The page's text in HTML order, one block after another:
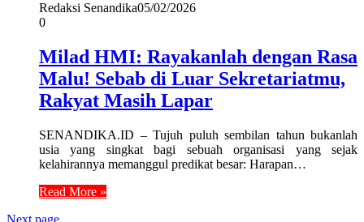
Redaksi Senandika05/02/2026
0
Milad HMI: Rayakanlah dengan Rasa
Malu! Sebab di Luar Sekretariatmu,
Rakyat Masih Lapar
SENANDIKA.ID – Tujuh puluh sembilan tahun bukanlah
usia yang singkat bagi sebuah organisasi yang sejak
kelahirannya memanggul predikat besar: Harapan…
Read More »
Next page